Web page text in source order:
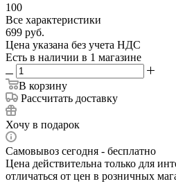
100
Все характеристики
699 руб.
Цена указана без учета НДС
Есть в наличии в 1 магазине
В корзину
Рассчитать доставку
Хочу в подарок
Самовывоз сегодня - бесплатно
Цена действительна только для
отличаться от цен в розничных